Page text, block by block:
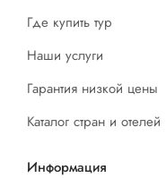
Где купить тур
Наши услуги
Гарантия низкой цены
Каталог стран и отелей
Информация